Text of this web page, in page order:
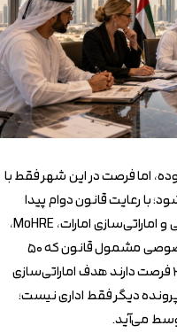
اما فرصت در این شهر فقط با
رعایت قانون دوام پیدا
می‌کند. تازه‌ترین هشدار وزارت منابع انسانی و اماراتی‌سازی امارات، MoHRE،
دقیقاً از همین جنس است: شرکت‌های خصوصی مشمول قانون که ۵۰
کارمند یا بیشتر دارند، فقط تا ۳۰ ژوئن ۲۰۲۶ فرصت دارند هدف اماراتی‌سازی
دیگر فقط اداری نیست؛
می‌آید.